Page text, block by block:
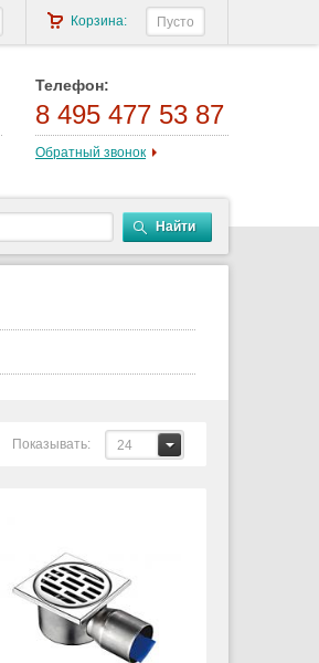
Телефон:
8 495 477 53 87
Обратный звонок
Найти
Показывать: 24
Корзина: Пусто